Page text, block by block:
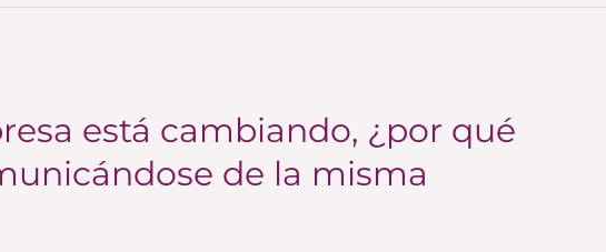
está cambiando, ¿por qué
de la misma